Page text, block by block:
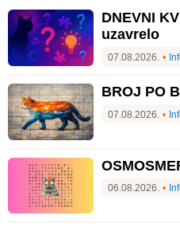
DNEVNI
uzavrelo
07.08.2026. •
BROJ PO
07.08.2026. •
06.08.2026. •